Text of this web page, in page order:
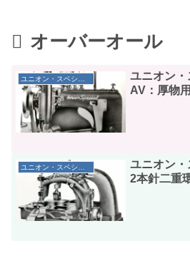
オーバーオール
ユニオン・スペシャル社
ユニオン
AV：厚物
ユニオン・
2本針二重